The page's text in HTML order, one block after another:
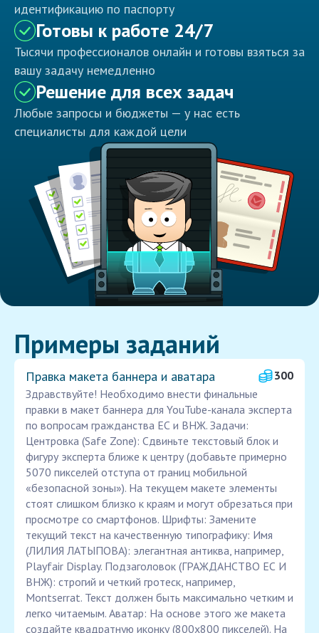
идентификацию по паспорту
Готовы к работе 24/7
Тысячи профессионалов онлайн и готовы взяться за
вашу задачу немедленно
Решение для всех задач
Любые запросы и бюджеты — у нас есть
специалисты для каждой цели
Примеры заданий
Правка макета баннера и аватара
300
Здравствуйте! Необходимо внести финальные
правки в макет баннера для YouTube-канала эксперта
по вопросам гражданства ЕС и ВНЖ. Задачи:
Центровка (Safe Zone): Сдвиньте текстовый блок и
фигуру эксперта ближе к центру (добавьте примерно
5070 пикселей отступа от границ мобильной
«безопасной зоны»). На текущем макете элементы
стоят слишком близко к краям и могут обрезаться при
просмотре со смартфонов. Шрифты: Замените
текущий текст на качественную типографику: Имя
(ЛИЛИЯ ЛАТЫПОВА): элегантная антиква, например,
Playfair Display. Подзаголовок (ГРАЖДАНСТВО ЕС И
ВНЖ): строгий и четкий гротеск, например,
Montserrat. Текст должен быть максимально четким и
легко читаемым. Аватар: На основе этого же макета
создайте квадратную иконку (800х800 пикселей). На